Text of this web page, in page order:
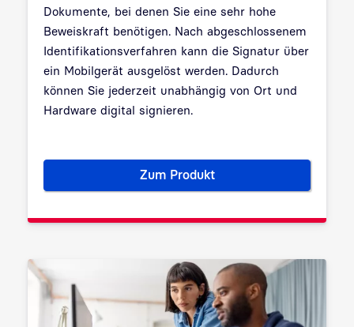
Dokumente, bei denen Sie eine sehr hohe
Beweiskraft benötigen. Nach abgeschlossenem
Identifikationsverfahren kann die Signatur über
ein Mobilgerät ausgelöst werden. Dadurch
können Sie jederzeit unabhängig von Ort und
Hardware digital signieren.
Zum Produktsign-me API – digitale